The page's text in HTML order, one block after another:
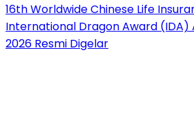
16th Worldwide Chinese Life
International Dragon Award (IDA)
2026 Resmi Digelar